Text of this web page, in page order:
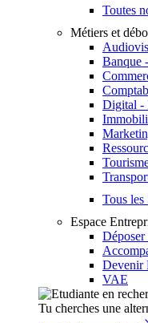
Toutes
Métiers et
Banque
Digital -
Tous les
Espace
Devenir
VAE
Tu cherches une